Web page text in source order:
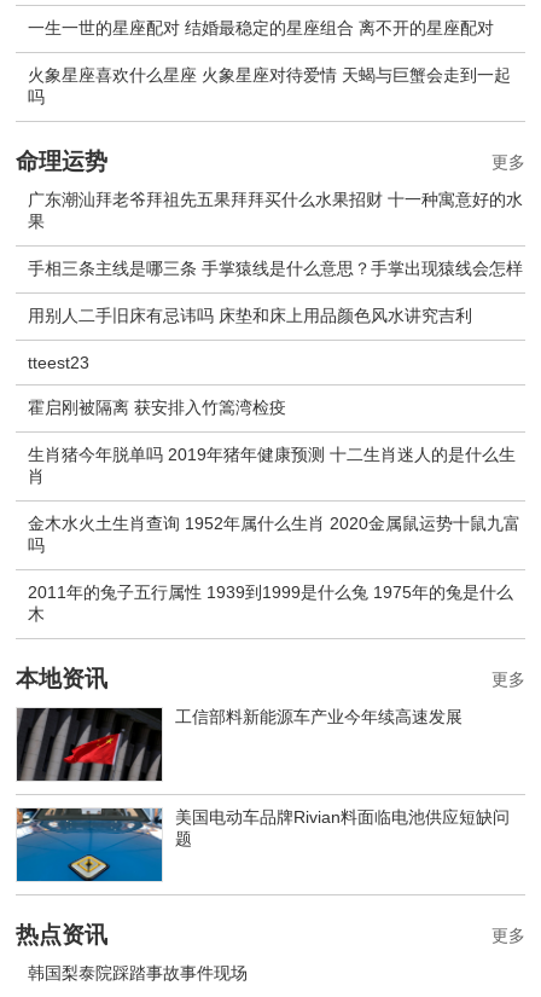
一生一世的星座配对 结婚最稳定的星座组合 离不开的星座配对
火象星座喜欢什么星座 火象星座对待爱情 天蝎与巨蟹会走到一起
吗
命理运势
广东潮汕拜老爷拜祖先五果拜拜买什么水果招财 十一种寓意好的水
果
手相三条主线是哪三条 手掌猿线是什么意思？手掌出现猿线会怎样
用别人二手旧床有忌讳吗 床垫和床上用品颜色风水讲究吉利
tteest23
霍启刚被隔离 获安排入竹篙湾检疫
生肖猪今年脱单吗 2019年猪年健康预测 十二生肖迷人的是什么生
肖
金木水火土生肖查询 1952年属什么生肖 2020金属鼠运势十鼠九富
吗
2011年的兔子五行属性 1939到1999是什么兔 1975年的兔是什么
木
更多
本地资讯
工信部料新能源车产业今年续高速发展
美国电动车品牌Rivian料面临电池供应短缺问
题
更多
热点资讯
韩国梨泰院踩踏事故事件现场
更多